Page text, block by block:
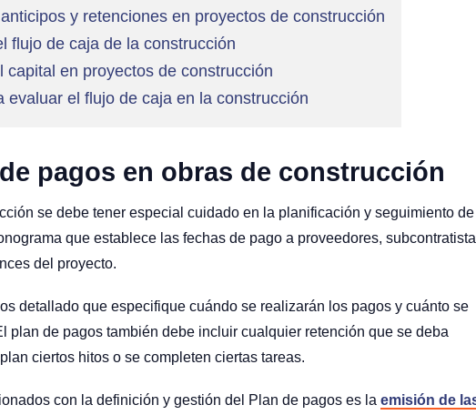
y retenciones en proyectos de construcción
flujo de caja de la construcción
capital en proyectos de construcción
evaluar el flujo de caja en la construcción
pagos en obras de construcción
se debe tener especial cuidado en la planificación y seguimiento de
que establece las fechas de pago a proveedores,
del proyecto.
detallado que especifique cuándo se realizarán los pagos y cuánto se
plan de pagos también debe incluir cualquier retención que se deba
ciertos hitos o se completen ciertas tareas.
con la definición y gestión del Plan de pagos es la emisión de